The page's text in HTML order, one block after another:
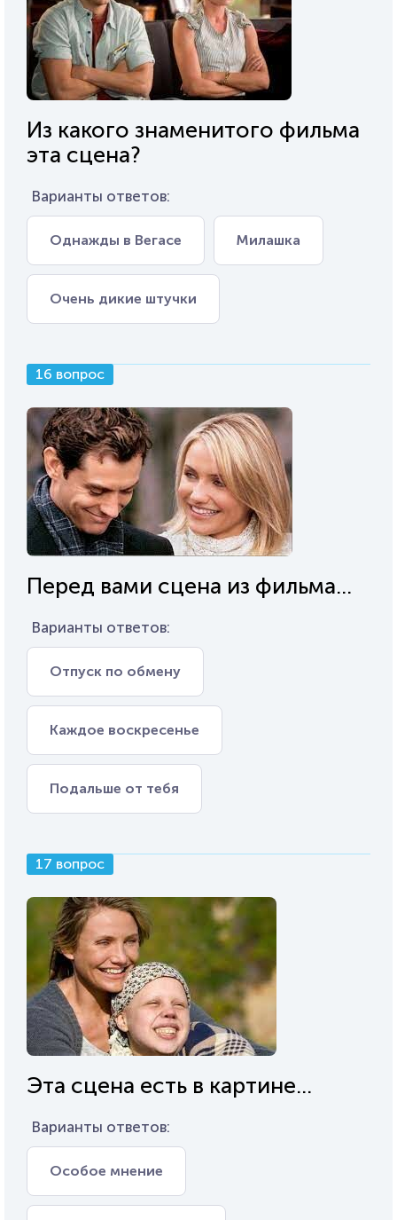
Из какого знаменитого фильма
эта сцена?
Варианты ответов:
Однажды в Вегасе Милашка
Очень дикие штучки
16 вопрос
Перед вами сцена из фильма...
Варианты ответов:
Отпуск по обмену
Каждое воскресенье
Подальше от тебя
17 вопрос
Эта сцена есть в картине...
Варианты ответов:
Особое мнение